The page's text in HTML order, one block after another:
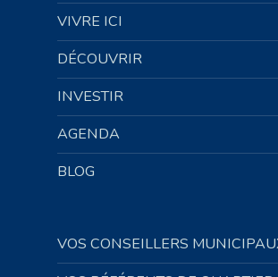
VIVRE ICI
DÉCOUVRIR
INVESTIR
AGENDA
BLOG
VOS CONSEILLERS